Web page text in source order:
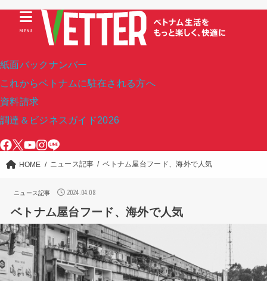
紙面バックナンバー
これからベトナムに駐在される方へ
資料請求
調達＆ビジネスガイド2026
MENU
HOME ニュース記事 ベトナム屋台フード、海外で人気
ニュース記事 2024.04.08
ベトナム屋台フード、海外で人気